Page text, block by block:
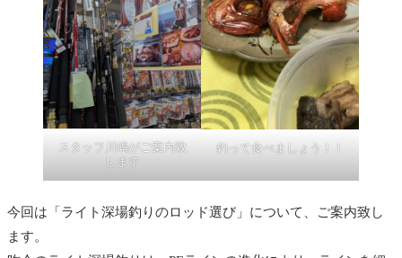
スタッフ川嶋がご案内致
します
釣って食べましょう！！
今回は「ライト深場釣りのロッド選び」について、ご案内致し
ます。